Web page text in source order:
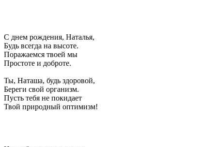
С днем рождения, Наталья,
Будь всегда на высоте.
Поражаемся твоей мы
Простоте и доброте.
Ты, Наташа, будь здоровой,
Береги свой организм.
Пусть тебя не покидает
Твой природный оптимизм!